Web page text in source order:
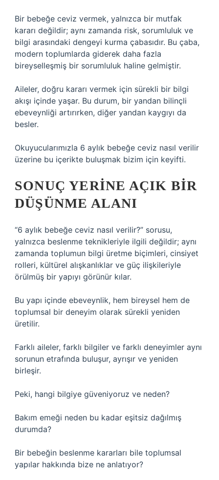
Bir bebeğe ceviz vermek, yalnızca bir mutfak
kararı değildir; aynı zamanda risk, sorumluluk ve
bilgi arasındaki dengeyi kurma çabasıdır. Bu çaba,
modern toplumlarda giderek daha fazla
bireyselleşmiş bir sorumluluk haline gelmiştir.
Aileler, doğru kararı vermek için sürekli bir bilgi
akışı içinde yaşar. Bu durum, bir yandan bilinçli
ebeveynliği artırırken, diğer yandan kaygıyı da
besler.
Okuyucularımızla 6 aylık bebeğe ceviz nasıl verilir
üzerine bu içerikte buluşmak bizim için keyifti.
SONUÇ YERINE AÇIK BIR
DÜŞÜNME ALANI
“6 aylık bebeğe ceviz nasıl verilir?” sorusu,
yalnızca beslenme teknikleriyle ilgili değildir; aynı
zamanda toplumun bilgi üretme biçimleri, cinsiyet
rolleri, kültürel alışkanlıklar ve güç ilişkileriyle
örülmüş bir yapıyı görünür kılar.
Bu yapı içinde ebeveynlik, hem bireysel hem de
toplumsal bir deneyim olarak sürekli yeniden
üretilir.
Farklı aileler, farklı bilgiler ve farklı deneyimler aynı
sorunun etrafında buluşur, ayrışır ve yeniden
birleşir.
Peki, hangi bilgiye güveniyoruz ve neden?
Bakım emeği neden bu kadar eşitsiz dağılmış
durumda?
Bir bebeğin beslenme kararları bile toplumsal
yapılar hakkında bize ne anlatıyor?